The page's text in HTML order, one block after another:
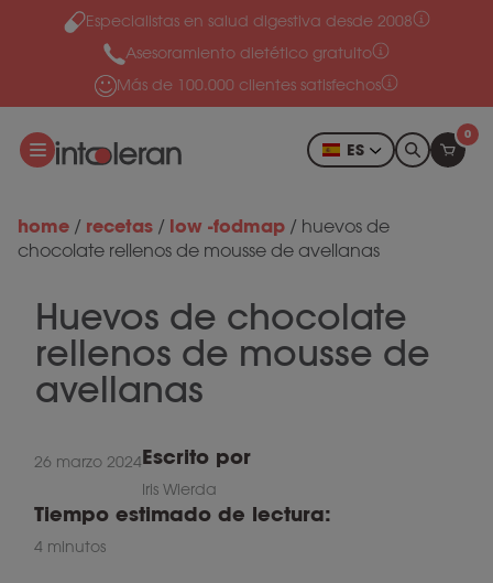
Ir al contenido
Especialistas en salud digestiva desde 2008
Asesoramiento dietético gratuito
Más de 100.000 clientes satisfechos
ES
0
home / recetas / low -fodmap / huevos de
chocolate rellenos de mousse de avellanas
Huevos de chocolate
rellenos de mousse de
avellanas
26 marzo 2024Escrito por
Iris Wierda
Tiempo estimado de lectura:
4 minutos